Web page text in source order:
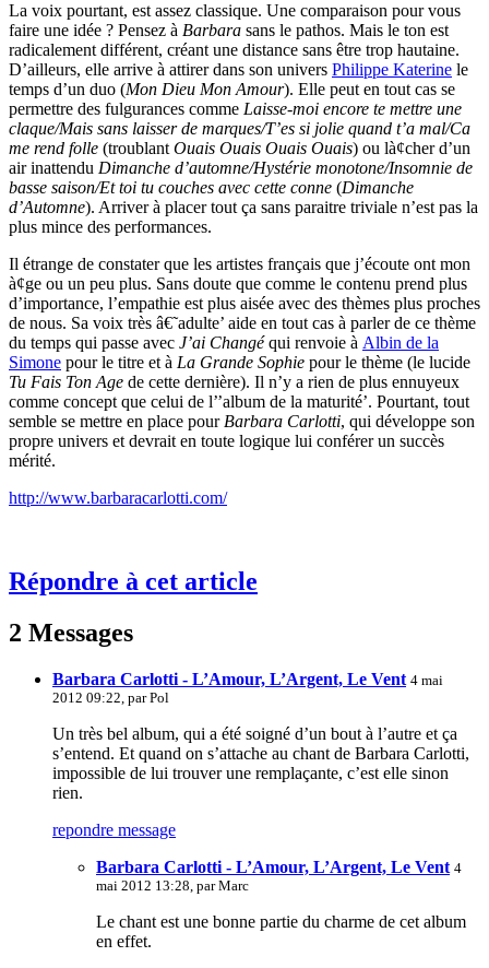
La voix pourtant, est assez classique. Une comparaison pour vous
faire une idée ? Pensez à Barbara sans le pathos. Mais le ton est
radicalement différent, créant une distance sans être trop hautaine.
D’ailleurs, elle arrive à attirer dans son univers Philippe Katerine le
temps d’un duo (Mon Dieu Mon Amour). Elle peut en tout cas se
permettre des fulgurances comme Laisse-moi encore te mettre une
claque/Mais sans laisser de marques/T’es si jolie quand t’a mal/Ca
me rend folle (troublant Ouais Ouais Ouais Ouais) ou là¢cher d’un
air inattendu Dimanche d’automne/Hystérie monotone/Insomnie de
basse saison/Et toi tu couches avec cette conne (Dimanche
d’Automne). Arriver à placer tout ça sans paraitre triviale n’est pas la
plus mince des performances.
Il étrange de constater que les artistes français que j’écoute ont mon
à¢ge ou un peu plus. Sans doute que comme le contenu prend plus
d’importance, l’empathie est plus aisée avec des thèmes plus proches
de nous. Sa voix très â€˜adulte’ aide en tout cas à parler de ce thème
du temps qui passe avec J’ai Changéqui renvoie à Albin de la
Simone pour le titre et à La Grande Sophie pour le thème (le lucide
Tu Fais Ton Age de cette dernière). Il n’y a rien de plus ennuyeux
comme concept que celui de l’’album de la maturité’. Pourtant, tout
semble se mettre en place pour Barbara Carlotti, qui développe son
propre univers et devrait en toute logique lui conférer un succès
mérité.
http://www.barbaracarlotti.com/
Répondre à cet article
2 Messages
Barbara Carlotti - L’Amour, L’Argent, Le Vent 4 mai
2012 09:22, parPol
Un très bel album, qui a été soigné d’un bout à l’autre et ça
s’entend. Et quand on s’attache au chant de Barbara Carlotti,
impossible de lui trouver une remplaçante, c’est elle sinon
rien.
repondre message
Barbara Carlotti - L’Amour, L’Argent, Le Vent 4
mai 2012 13:28, parMarc
Le chant est une bonne partie du charme de cet album
en effet.